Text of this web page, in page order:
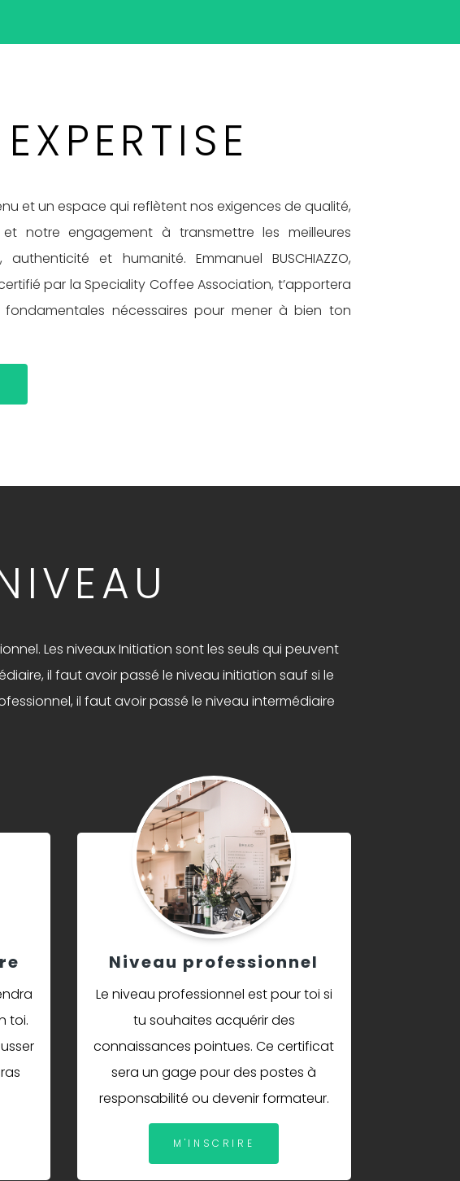
et un espace qui reflètent nos exigences de qualité,
et notre engagement à transmettre les meilleures
et humanité. Emmanuel BUSCHIAZZO,
par la Speciality Coffee Association, t’apportera
nécessaires pour mener à bien ton
Les niveaux Initiation sont les seuls qui peuvent
il faut avoir passé le niveau initiation sauf si le
il faut avoir passé le niveau intermédiaire
toi.
Niveau professionnel
Le niveau professionnel est pour toi si
tu souhaites acquérir des
connaissances pointues. Ce certificat
sera un gage pour des postes à
responsabilité ou devenir formateur.
M'INSCRIRE